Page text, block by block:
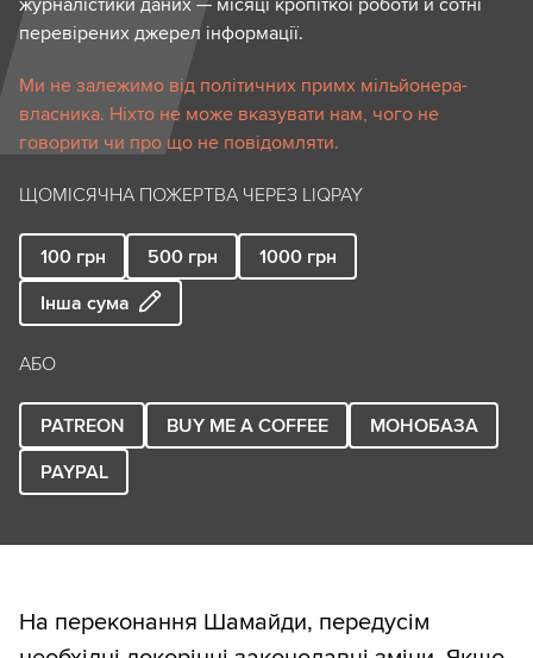
журналістики даних — місяці кропіткої роботи й сотні
перевірених джерел інформації.
Ми не залежимо від політичних примх мільйонера-
власника. Ніхто не може вказувати нам, чого не
говорити чи про що не повідомляти.
ЩОМІСЯЧНА ПОЖЕРТВА ЧЕРЕЗ LIQPAY
100 грн 500 грн 1000 грн
Інша сума
АБО
PATREON BUY ME A COFFEE
МОНОБАЗА
PAYPAL
На переконання Шамайди, передусім